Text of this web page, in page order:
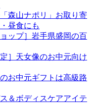
森山ナポリ」お取り寄
昼食にも
ップ］岩手県盛岡の百
］天女像のお中元向け
お中元ギフトは高級路
＆ボディスケアアイテ